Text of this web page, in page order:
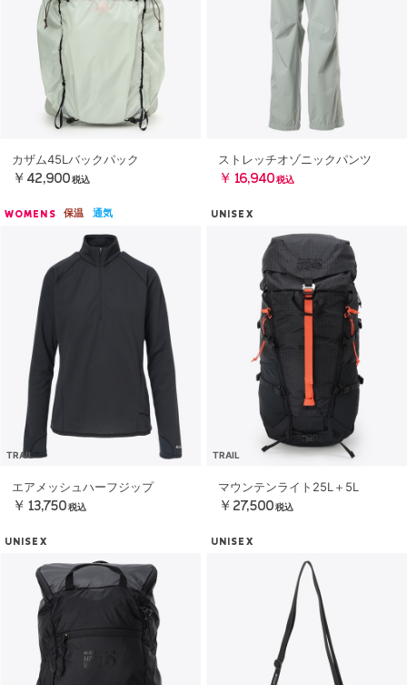
カザム45Lバックパック
￥42,900 税込
ストレッチオゾニックパンツ
￥16,940 税込
WOMENS 保温 通気
TRAIL
エアメッシュハーフジップ
￥13,750 税込
UNISEX
TRAIL
マウンテンライト25L＋5L
￥27,500 税込
UNISEX UNISEX